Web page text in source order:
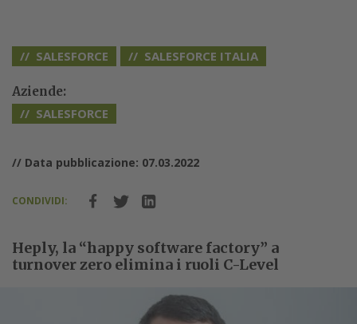
SALESFORCE SALESFORCE ITALIA
Aziende:
SALESFORCE
// Data pubblicazione: 07.03.2022
CONDIVIDI:
Heply, la “happy software factory” a
turnover zero elimina i ruoli C-Level